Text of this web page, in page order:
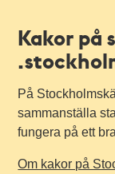
Kakor på
På
sammanställa
fungera på ett
Om kakor på